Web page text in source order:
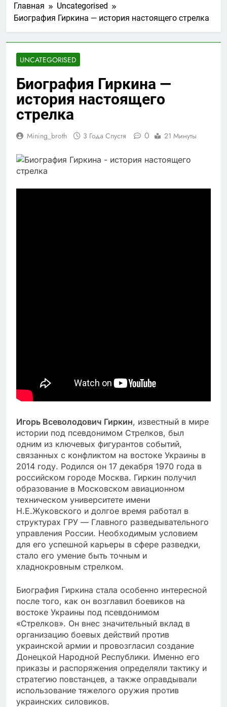
Главная
Uncategorised
Биография Гиркина — история настоящего стрелка
UNCATEGORISED
Биография Гиркина —
история настоящего
стрелка
Mining_broth 3 Года Спустя 0 21 Минуты
Игорь Всеволодович Гиркин, известный в мире
истории под псевдонимом Стрелков, был
одним из ключевых фигурантов событий,
связанных с конфликтом на востоке Украины в
2014 году. Родился он 17 декабря 1970 года в
российском городе Москва. Гиркин получил
образование в Московском авиационном
техническом университете имени
Н.Е.Жуковского и долгое время работал в
структурах ГРУ — Главного разведывательного
управления России. Необходимым условием
для его успешной карьеры в сфере разведки,
стало его умение быть точным и
хладнокровным стрелком.
Биография Гиркина стала особенно интересной
после того, как он возглавил боевиков на
востоке Украины под псевдонимом
«Стрелков». Он внес значительный вклад в
организацию боевых действий против
украинской армии и провозгласил создание
Донецкой Народной Республики. Именно его
приказы и распоряжения определяли тактику и
стратегию повстанцев, а также оправдывали
использование тяжелого оружия против
украинских силовиков.